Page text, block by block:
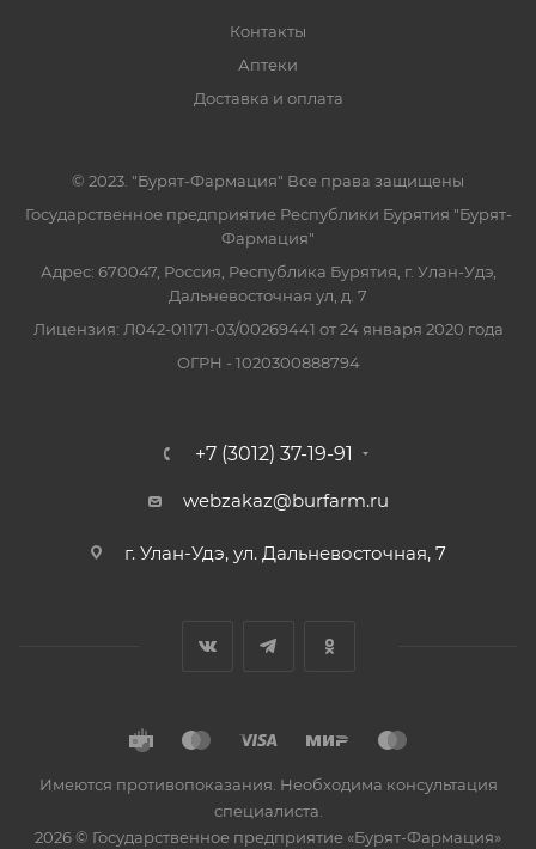
Контакты
Аптеки
Доставка и оплата
© 2023. "Бурят-Фармация" Все права защищены
Государственное предприятие Республики Бурятия "Бурят-
Фармация"
Адрес: 670047, Россия, Республика Бурятия, г. Улан-Удэ,
Дальневосточная ул, д. 7
Лицензия: Л042-01171-03/00269441 от 24 января 2020 года
ОГРН - 1020300888794
+7 (3012) 37-19-91
webzakaz@burfarm.ru
г. Улан-Удэ, ул. Дальневосточная, 7
Имеются противопоказания. Необходима консультация
специалиста.
2026 © Государственное предприятие «Бурят-Фармация»